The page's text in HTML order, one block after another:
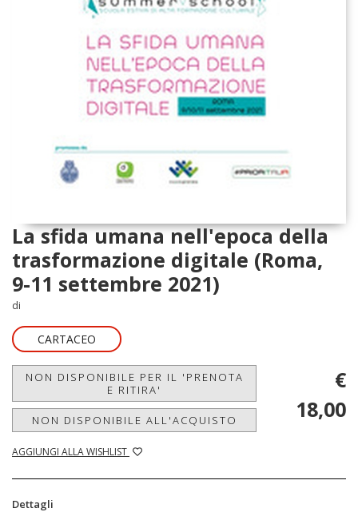
La sfida umana nell'epoca della
trasformazione digitale (Roma,
9-11 settembre 2021)
di
CARTACEO
NON DISPONIBILE PER IL 'PRENOTA
E RITIRA'
NON DISPONIBILE ALL'ACQUISTO
AGGIUNGI ALLA WISHLIST
€
18,00
Dettagli